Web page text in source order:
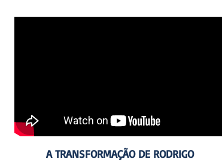
A TRANSFORMAÇÃO DE RODRIGO